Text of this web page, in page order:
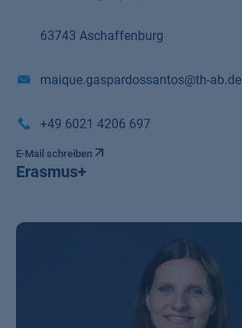
63743 Aschaffenburg
maique.gaspardossantos@th-ab.de
+49 6021 4206 697
E-Mail schreiben
Erasmus+